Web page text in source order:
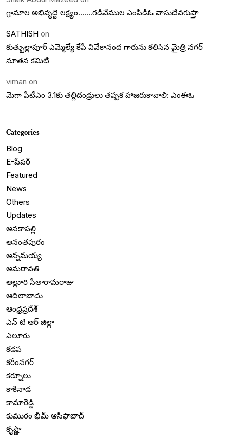
గ్రామాల అభివృద్దె లక్ష్యం…….గడివేముల ఎంపీడీఓ వాసుదేవగుప్తా
SATHISH on
కుత్బుల్లాపూర్ ఎమ్మెల్యే కేపీ వివేకానంద గారును కలిసిన మైత్రి నగర్
నూతన కమిటీ
viman on
మెగా పీటీఎం 3.1కు తల్లిదండ్రులు తప్పక హాజరుకావాలి: ఎంఈఓ
Categories
Blog
E-పేపర్
Featured
News
Others
Updates
అనకాపల్లి
అనంతపురం
అన్నమయ్య
అమరావతి
అల్లూరి సీతారామరాజు
ఆదిలాబాదు
ఆంధ్రప్రదేశ్
ఎన్ టి ఆర్ జిల్లా
ఎలూరు
కడప
కరీంనగర్
కర్నూలు
కాకినాడ
కామారెడ్డి
కుమురం భీమ్ ఆసిఫాబాద్
కృష్ణా